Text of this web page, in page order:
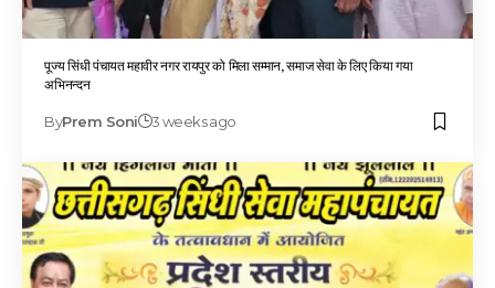
पूज्य सिंधी पंचायत महावीर नगर रायपुर को मिला सम्मान, समाज सेवा के लिए किया गया
अभिनन्दन
ByPrem Soni 3 weeks ago